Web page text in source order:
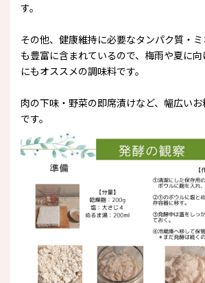
す。
その他、健康維持に必要なタンパク質・
も豊富に含まれているので、梅雨や夏に
にもオススメの調味料です。
肉の下味・野菜の即席漬けなど、幅広い
です。